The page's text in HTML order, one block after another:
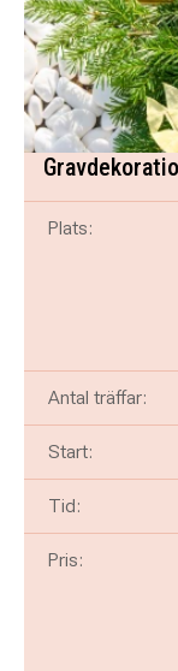
Plats:
Antal träffar:
Start:
Tid:
Pris: